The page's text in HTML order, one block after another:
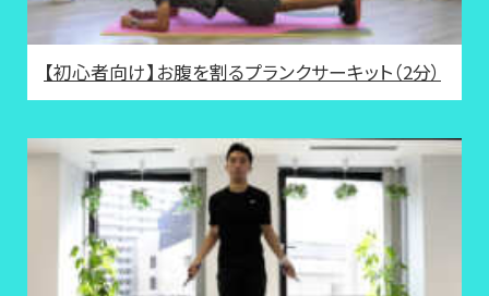
【初心者向け】お腹を割るプランクサーキット（2分）